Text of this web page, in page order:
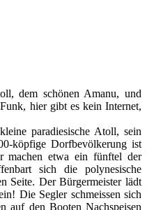
dem schönen Amanu, und
hier gibt es kein Internet,
paradiesische Atoll, sein
köpfige Dorfbevölkerung ist
machen etwa ein fünftel der
sich die polynesische
Seite. Der Bürgermeister lädt
Die Segler schmeissen sich
auf den Booten Nachspeisen